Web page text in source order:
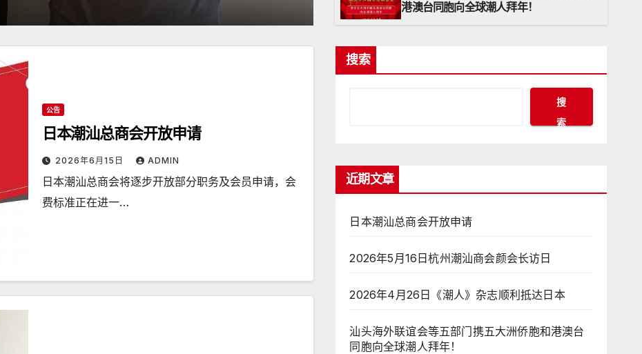
港澳台同胞向全球潮人拜年！
公告
日本潮汕总商会开放申请
2026年6月15日 ADMIN
日本潮汕总商会将逐步开放部分职务及会员申请，会
费标准正在进一…
搜索
搜
索
近期文章
日本潮汕总商会开放申请
2026年5月16日杭州潮汕商会颜会长访日
2026年4月26日《潮人》杂志顺利抵达日本
汕头海外联谊会等五部门携五大洲侨胞和港澳台
同胞向全球潮人拜年！